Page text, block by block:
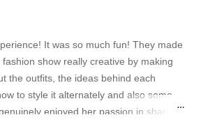
It was so much fun! They made
show really creative by making
the outfits, the ideas behind each
to style it alternately and also some
enjoyed her passion in sharing